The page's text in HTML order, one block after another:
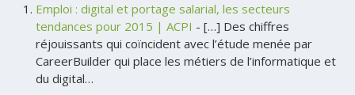
Emploi : digital et portage salarial, les secteurs
tendances pour 2015 | ACPI - […] Des chiffres
réjouissants qui coïncident avec l’étude menée par
CareerBuilder qui place les métiers de l’informatique et
du digital…